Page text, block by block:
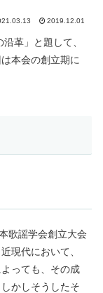
2019.12.01
革」と題して、
本会の創立期に
歌謡学会創立大会
現代において、
っても、その成
かしそうしたそ